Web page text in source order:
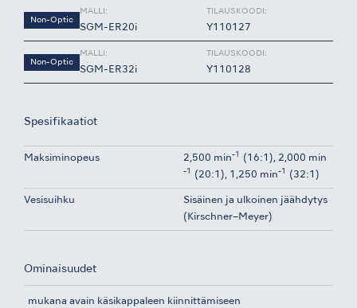
Non-Optic
MALLI:
SGM-ER20i
TILAUSKOODI:
Y110127
Non-Optic
MALLI:
SGM-ER32i
TILAUSKOODI:
Y110128
Spesifikaatiot
Maksiminopeus 2,500 min-1 (16:1), 2,000 min
-1 (20:1), 1,250 min-1 (32:1)
Vesisuihku
Sisäinen ja ulkoinen jäähdytys
(Kirschner–Meyer)
Ominaisuudet
mukana avain käsikappaleen kiinnittämiseen